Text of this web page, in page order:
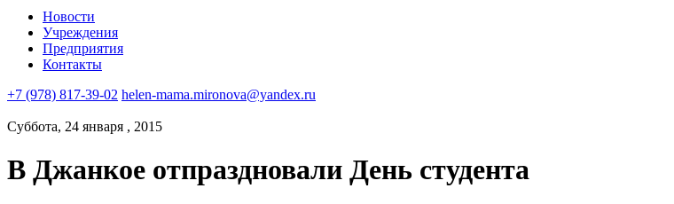
Новости
Учреждения
Предприятия
Контакты
+7 (978) 817-39-02 helen-mama.mironova@yandex.ru
Суббота, 24 января , 2015
В Джанкое отпраздновали День студента